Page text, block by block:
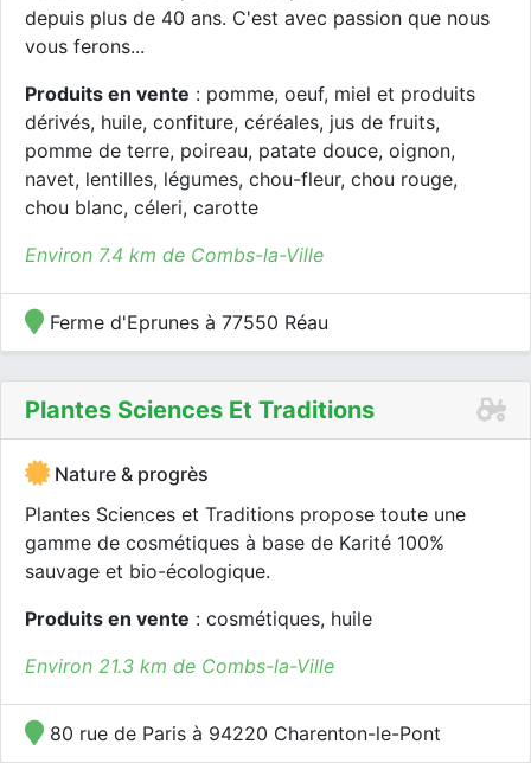
depuis plus de 40 ans. C'est avec passion que nous
vous ferons...
Produits en vente : pomme, oeuf, miel et produits
dérivés, huile, confiture, céréales, jus de fruits,
pomme de terre, poireau, patate douce, oignon,
navet, lentilles, légumes, chou-fleur, chou rouge,
chou blanc, céleri, carotte
Environ 7.4 km de Combs-la-Ville
Ferme d'Eprunes à 77550 Réau
Plantes Sciences Et Traditions
Nature & progrès
Plantes Sciences et Traditions propose toute une
gamme de cosmétiques à base de Karité 100%
sauvage et bio-écologique.
Produits en vente : cosmétiques, huile
Environ 21.3 km de Combs-la-Ville
80 rue de Paris à 94220 Charenton-le-Pont